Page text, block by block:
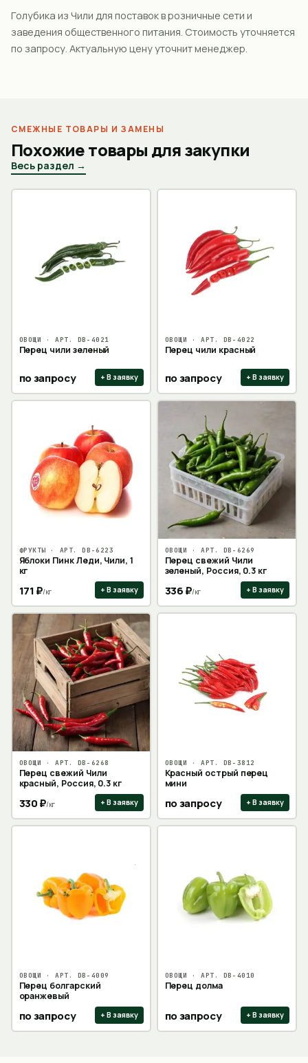
Голубика из Чили для поставок в розничные сети и
заведения общественного питания. Стоимость уточняется
по запросу. Актуальную цену уточнит менеджер.
СМЕЖНЫЕ ТОВАРЫ И ЗАМЕНЫ
Похожие товары для закупки
Весь раздел →
ОВОЩИ · АРТ. DB-4021
Перец чили зеленый
по запросу + В заявку
ОВОЩИ · АРТ. DB-4022
Перец чили красный
по запросу + В заявку
ФРУКТЫ · АРТ.DB-6223
Яблоки Пинк Леди, Чили, 1
кг
171₽/кг + В заявку
ОВОЩИ · АРТ. DB-6269
Перец свежий Чили
зеленый, Россия, 0.3 кг
336₽/кг + В заявку
ОВОЩИ · АРТ. DB-6268
Перец свежий Чили
красный, Россия, 0.3 кг
330₽/кг + В заявку
ОВОЩИ · АРТ. DB-3812
Красный острый перец
мини
по запросу + В заявку
ОВОЩИ · АРТ. DB-4009
Перец болгарский
оранжевый
по запросу + В заявку
ОВОЩИ · АРТ. DB-4010
Перец долма
по запросу + В заявку